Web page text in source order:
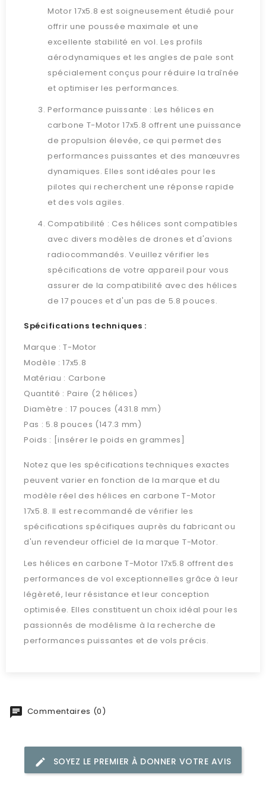
Motor 17x5.8 est soigneusement étudié pour
offrir une poussée maximale et une
excellente stabilité en vol. Les profils
aérodynamiques et les angles de pale sont
spécialement conçus pour réduire la traînée
et optimiser les performances.
Performance puissante : Les hélices en
carbone T-Motor 17x5.8 offrent une puissance
de propulsion élevée, ce qui permet des
performances puissantes et des manœuvres
dynamiques. Elles sont idéales pour les
pilotes qui recherchent une réponse rapide
et des vols agiles.
Compatibilité : Ces hélices sont compatibles
avec divers modèles de drones et d'avions
radiocommandés. Veuillez vérifier les
spécifications de votre appareil pour vous
assurer de la compatibilité avec des hélices
de 17 pouces et d'un pas de 5.8 pouces.
Spécifications techniques :
Marque : T-Motor
Modèle : 17x5.8
Matériau : Carbone
Quantité : Paire (2 hélices)
Diamètre : 17 pouces (431.8 mm)
Pas : 5.8 pouces (147.3 mm)
Poids : [insérer le poids en grammes]
Notez que les spécifications techniques exactes
peuvent varier en fonction de la marque et du
modèle réel des hélices en carbone T-Motor
17x5.8. Il est recommandé de vérifier les
spécifications spécifiques auprès du fabricant ou
d'un revendeur officiel de la marque T-Motor.
Les hélices en carbone T-Motor 17x5.8 offrent des
performances de vol exceptionnelles grâce à leur
légèreté, leur résistance et leur conception
optimisée. Elles constituent un choix idéal pour les
passionnés de modélisme à la recherche de
performances puissantes et de vols précis.
Commentaires (0)
SOYEZ LE PREMIER À DONNER VOTRE AVIS